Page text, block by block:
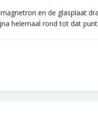
en de glasplaat
helemaal rond tot dat